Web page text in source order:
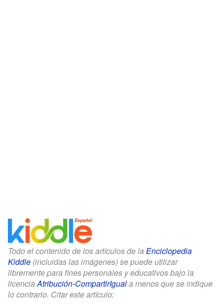
Todo el contenido de los artículos de la Enciclopedia
Kiddle (incluidas las imágenes) se puede utilizar
libremente para fines personales y educativos bajo la
licenciaAtribución-CompartirIguala menos que se indique
lo contrario. Citar este artículo: